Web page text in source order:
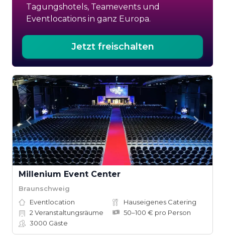
Tagungshotels, Teamevents und
Eventlocations in ganz Europa.
Jetzt freischalten
Millenium Event Center
Braunschweig
Eventlocation
Hauseigenes Catering
2 Veranstaltungsräume
50–100 € pro Person
3000 Gäste